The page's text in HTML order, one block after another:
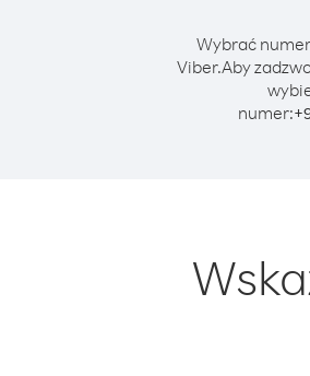
Wybrać
Viber.Aby
numer:+